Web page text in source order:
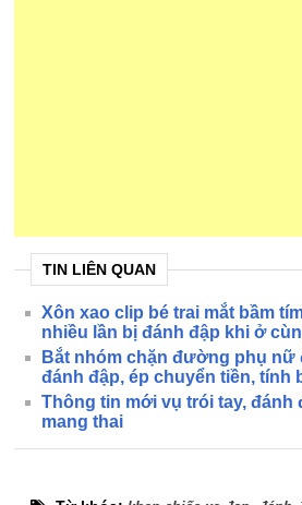
TIN LIÊN QUAN
Xôn xao clip bé trai mắt bầm
nhiều lần bị đánh đập khi ở
Bắt nhóm chặn đường phụ nữ
đánh đập, ép chuyển tiền, tính
Thông tin mới vụ trói tay, đánh
mang thai